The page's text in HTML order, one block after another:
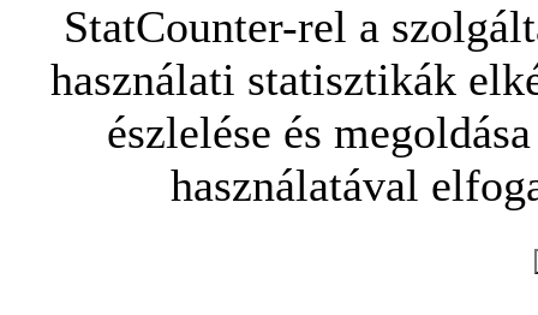
StatCounter-rel a
használati statisztikák
észlelése és
használatával